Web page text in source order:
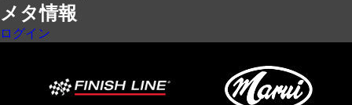
メタ情報
ログイン